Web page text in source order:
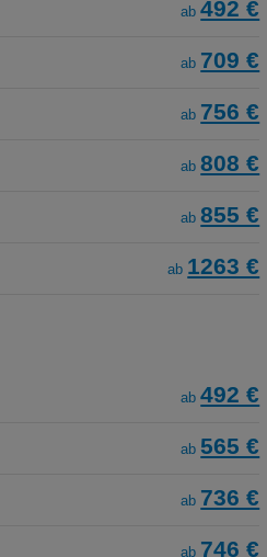
ab 492 €
ab 709 €
ab 756 €
ab 808 €
ab 855 €
ab 1263 €
ab 492 €
ab 565 €
ab 736 €
ab 746 €